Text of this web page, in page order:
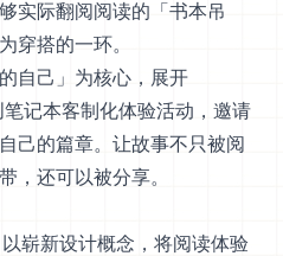
实际翻阅阅读的「书本吊
穿搭的一环。
自己」为核心，展开
笔记本客制化体验活动，邀请
己的篇章。让故事不只被阅
，还可以被分享。
崭新设计概念，将阅读体验